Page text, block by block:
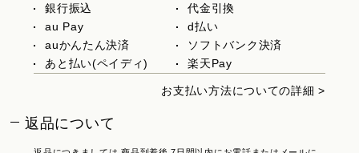
銀行振込
代金引換
au Pay
d払い
auかんたん決済
ソフトバンク決済
あと払い(ペイディ)
楽天Pay
お支払い方法についての詳細 >
返品について